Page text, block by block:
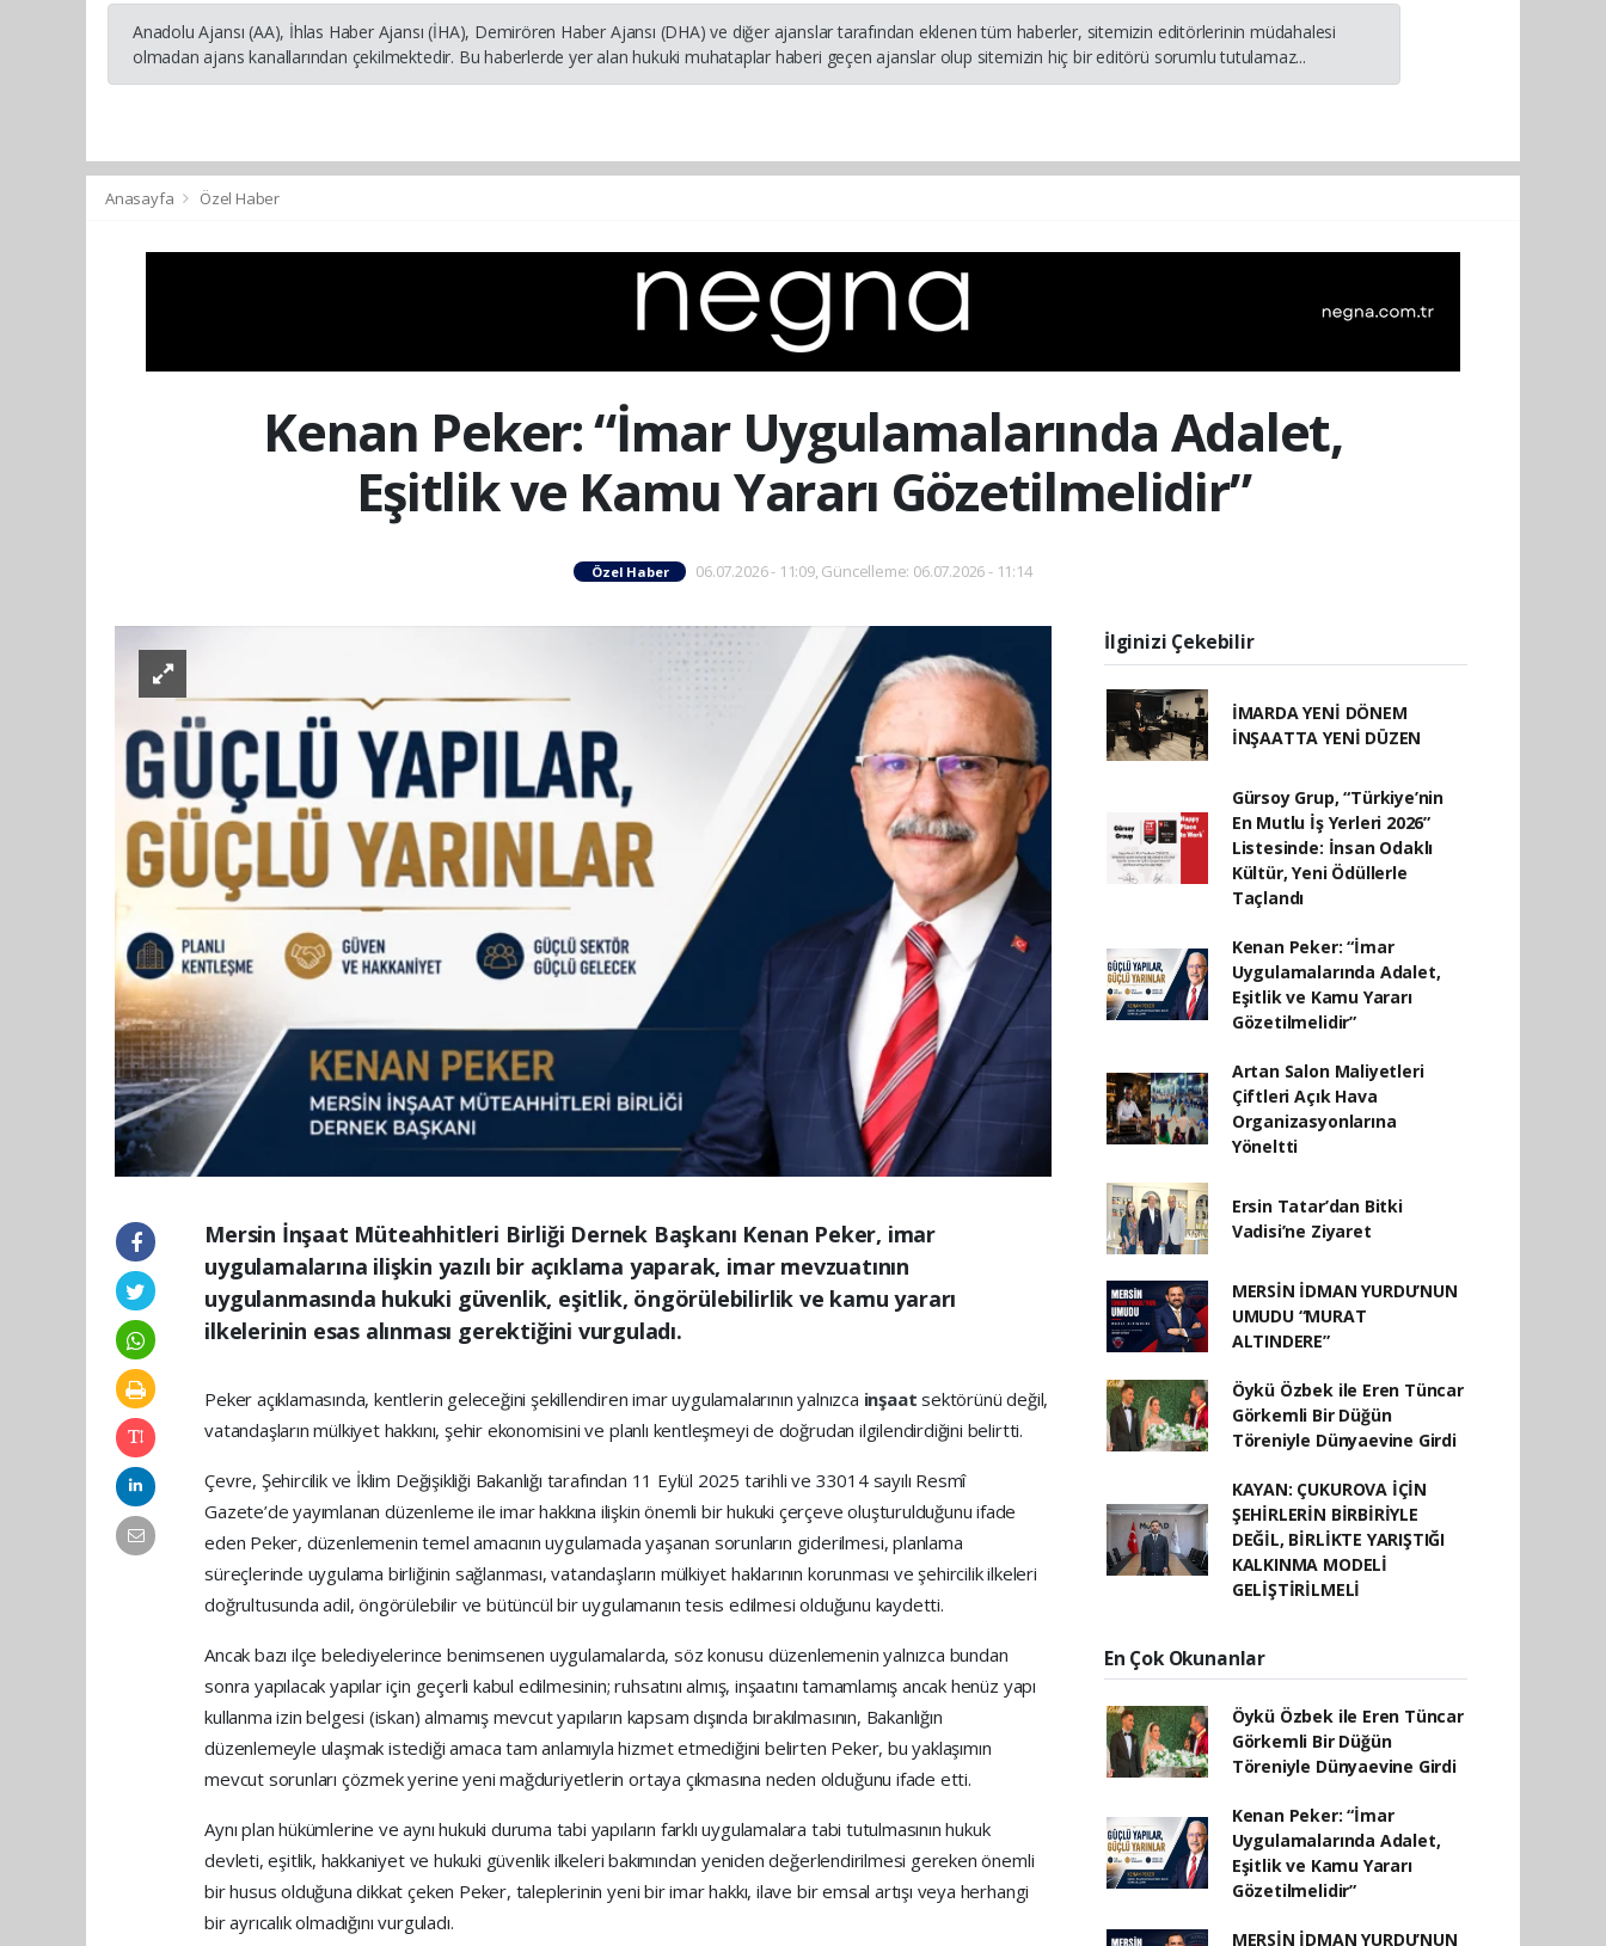
Anadolu Ajansı (AA), İhlas Haber Ajansı (İHA), Demirören Haber Ajansı (DHA) ve diğer ajanslar tarafından eklenen tüm haberler, sitemizin editörlerinin müdahalesi
olmadan ajans kanallarından çekilmektedir. Bu haberlerde yer alan hukuki muhataplar haberi geçen ajanslar olup sitemizin hiç bir editörü sorumlu tutulamaz...
Anasayfa Özel Haber
Kenan Peker: “İmar Uygulamalarında Adalet,
Eşitlik ve Kamu Yararı Gözetilmelidir”
Özel Haber 06.07.2026 - 11:09, Güncelleme: 06.07.2026 - 11:14
Mersin İnşaat Müteahhitleri Birliği Dernek Başkanı Kenan Peker, imar
uygulamalarına ilişkin yazılı bir açıklama yaparak, imar mevzuatının
uygulanmasında hukuki güvenlik, eşitlik, öngörülebilirlik ve kamu yararı
ilkelerinin esas alınması gerektiğini vurguladı.
Peker açıklamasında, kentlerin geleceğini şekillendiren imar uygulamalarının yalnızca inşaatsektörünü değil,
vatandaşların mülkiyet hakkını, şehir ekonomisini ve planlı kentleşmeyi de doğrudan ilgilendirdiğini belirtti.
Çevre, Şehircilik ve İklim Değişikliği Bakanlığı tarafından 11 Eylül 2025 tarihli ve 33014 sayılı Resmî
Gazete’de yayımlanan düzenleme ile imar hakkına ilişkin önemli bir hukuki çerçeve oluşturulduğunu ifade
eden Peker, düzenlemenin temel amacının uygulamada yaşanan sorunların giderilmesi, planlama
süreçlerinde uygulama birliğinin sağlanması, vatandaşların mülkiyet haklarının korunması ve şehircilik ilkeleri
doğrultusunda adil, öngörülebilir ve bütüncül bir uygulamanın tesis edilmesi olduğunu kaydetti.
Ancak bazı ilçe belediyelerince benimsenen uygulamalarda, söz konusu düzenlemenin yalnızca bundan
sonra yapılacak yapılar için geçerli kabul edilmesinin; ruhsatını almış, inşaatını tamamlamış ancak henüz yapı
kullanma izin belgesi (iskan) almamış mevcut yapıların kapsam dışında bırakılmasının, Bakanlığın
düzenlemeyle ulaşmak istediği amaca tam anlamıyla hizmet etmediğini belirten Peker, bu yaklaşımın
mevcut sorunları çözmek yerine yeni mağduriyetlerin ortaya çıkmasına neden olduğunu ifade etti.
Aynı plan hükümlerine ve aynı hukuki duruma tabi yapıların farklı uygulamalara tabi tutulmasının hukuk
devleti, eşitlik, hakkaniyet ve hukuki güvenlik ilkeleri bakımından yeniden değerlendirilmesi gereken önemli
bir husus olduğuna dikkat çeken Peker, taleplerinin yeni bir imar hakkı, ilave bir emsal artışı veya herhangi
bir ayrıcalık olmadığını vurguladı.
İlginizi Çekebilir
İMARDA YENİ DÖNEM
İNŞAATTA YENİ DÜZEN
Gürsoy Grup, “Türkiye’nin
En Mutlu İş Yerleri 2026”
Listesinde: İnsan Odaklı
Kültür, Yeni Ödüllerle
Taçlandı
Kenan Peker: “İmar
Uygulamalarında Adalet,
Eşitlik ve Kamu Yararı
Gözetilmelidir”
Artan Salon Maliyetleri
Çiftleri Açık Hava
Organizasyonlarına
Yöneltti
Ersin Tatar’dan Bitki
Vadisi’ne Ziyaret
MERSİN İDMAN YURDU’NUN
UMUDU “MURAT
ALTINDERE”
Öykü Özbek ile Eren Tüncar
Görkemli Bir Düğün
Töreniyle Dünyaevine Girdi
KAYAN: ÇUKUROVA İÇİN
ŞEHİRLERİN BİRBİRİYLE
DEĞİL, BİRLİKTE YARIŞTIĞI
KALKINMA MODELİ
GELİŞTİRİLMELİ
En Çok Okunanlar
Öykü Özbek ile Eren Tüncar
Görkemli Bir Düğün
Töreniyle Dünyaevine Girdi
Kenan Peker: “İmar
Uygulamalarında Adalet,
Eşitlik ve Kamu Yararı
Gözetilmelidir”
MERSİN İDMAN YURDU’NUN